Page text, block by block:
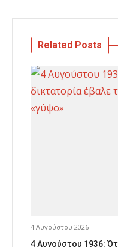
Related Posts
4 Αυγούστου 2026
4 Αυγούστου 1936: